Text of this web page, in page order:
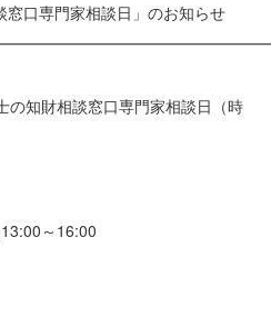
窓口専門家相談日」のお知らせ
知財相談窓口専門家相談日（時
～16:00